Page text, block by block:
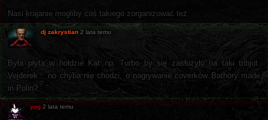
Nasi krajanie mogliby coś takiego zorganizować też.
dj zakrystian 2 lata temu
Była płyta w hołdzie Kat np. Turbo by się zasłużyło na taki tribjut.
Vejderek... no chyba nie chodzi, o nagrywanie coverków Bathory made
in Polin?
yog 2 lata temu